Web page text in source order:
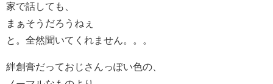
家で話しても、
まぁそうだろうねぇ
と。全然聞いてくれません。。。
絆創膏だっておじさんっぽい色の、